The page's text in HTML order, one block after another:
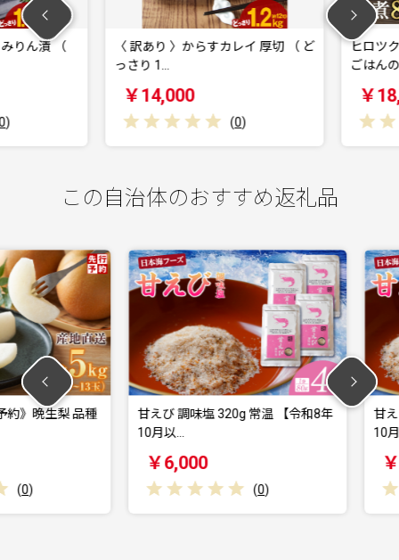
ん漬 （
〈 訳あり 〉からすカレイ 厚切 （ ど
っさり 1…
￥14,000
(0 )
ヒロツク
ごはんの
￥
この自治体のおすすめ返礼品
生梨 品種
甘えび 調味塩 320g 常温 【令和8年
10月以…
￥6,000
(0 )
甘えび 調
10月以…
￥